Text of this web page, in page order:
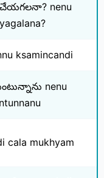
nenu
ksamincandi
nenu
mukhyam